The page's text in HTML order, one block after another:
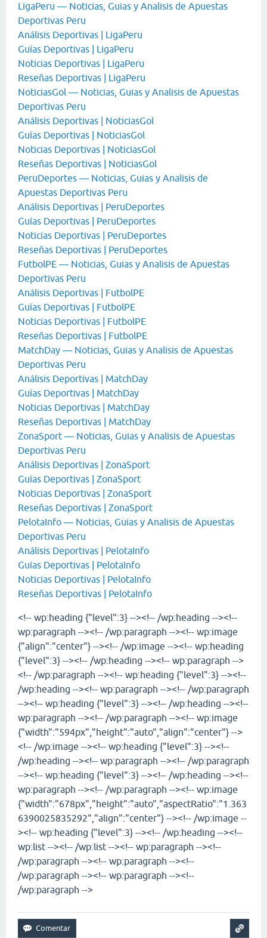
LigaPeru — Noticias, Guias y Analisis de Apuestas
Deportivas Peru
Análisis Deportivas | LigaPeru
Guías Deportivas | LigaPeru
Noticias Deportivas | LigaPeru
Reseñas Deportivas | LigaPeru
NoticiasGol — Noticias, Guias y Analisis de Apuestas
Deportivas Peru
Análisis Deportivas | NoticiasGol
Guías Deportivas | NoticiasGol
Noticias Deportivas | NoticiasGol
Reseñas Deportivas | NoticiasGol
PeruDeportes — Noticias, Guias y Analisis de
Apuestas Deportivas Peru
Análisis Deportivas | PeruDeportes
Guías Deportivas | PeruDeportes
Noticias Deportivas | PeruDeportes
Reseñas Deportivas | PeruDeportes
FutbolPE — Noticias, Guias y Analisis de Apuestas
Deportivas Peru
Análisis Deportivas | FutbolPE
Guías Deportivas | FutbolPE
Noticias Deportivas | FutbolPE
Reseñas Deportivas | FutbolPE
MatchDay — Noticias, Guias y Analisis de Apuestas
Deportivas Peru
Análisis Deportivas | MatchDay
Guías Deportivas | MatchDay
Noticias Deportivas | MatchDay
Reseñas Deportivas | MatchDay
ZonaSport — Noticias, Guias y Analisis de Apuestas
Deportivas Peru
Análisis Deportivas | ZonaSport
Guías Deportivas | ZonaSport
Noticias Deportivas | ZonaSport
Reseñas Deportivas | ZonaSport
PelotaInfo — Noticias, Guias y Analisis de Apuestas
Deportivas Peru
Análisis Deportivas | PelotaInfo
Guías Deportivas | PelotaInfo
Noticias Deportivas | PelotaInfo
Reseñas Deportivas | PelotaInfo
<!-- wp:heading {"level":3} --><!-- /wp:heading --><!--
wp:paragraph --><!-- /wp:paragraph --><!-- wp:image
{"align":"center"} --><!-- /wp:image --><!-- wp:heading
{"level":3} --><!-- /wp:heading --><!-- wp:paragraph -->
<!-- /wp:paragraph --><!-- wp:heading {"level":3} --><!--
/wp:heading --><!-- wp:paragraph --><!-- /wp:paragraph
--><!-- wp:heading {"level":3} --><!-- /wp:heading --><!--
wp:paragraph --><!-- /wp:paragraph --><!-- wp:image
{"width":"594px","height":"auto","align":"center"} -->
<!-- /wp:image --><!-- wp:heading {"level":3} --><!--
/wp:heading --><!-- wp:paragraph --><!-- /wp:paragraph
--><!-- wp:heading {"level":3} --><!-- /wp:heading --><!--
wp:paragraph --><!-- /wp:paragraph --><!-- wp:image
{"width":"678px","height":"auto","aspectRatio":"1.363
6390025835292","align":"center"} --><!-- /wp:image --
><!-- wp:heading {"level":3} --><!-- /wp:heading --><!--
wp:list --><!-- /wp:list --><!-- wp:paragraph --><!--
/wp:paragraph --><!-- wp:paragraph --><!--
/wp:paragraph --><!-- wp:paragraph --><!--
/wp:paragraph -->